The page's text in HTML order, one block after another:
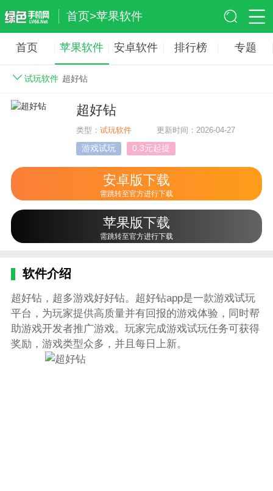
首页>苹果软件
首页 苹果软件 安卓软件 排行榜 专题
试玩软件 超好钻
超好钻
类型：试玩软件 更新时间：2026-04-27
游戏试玩 0.3元起提
安卓版下载
需跳转至官方进行下载
苹果版下载
需跳转至官方进行下载
软件介绍
超好钻，超多游戏好好钻。超好钻app是一款游戏试玩
平台，为玩家提供高质量并有回报的游戏体验，同时帮
助游戏开发者推广游戏。玩家完成游戏试玩任务可获得
奖励，游戏类型众多，并且每日上新。